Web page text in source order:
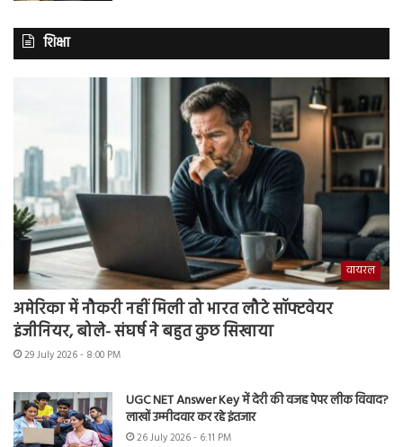
शिक्षा
वायरल
अमेरिका में नौकरी नहीं मिली तो भारत लौटे सॉफ्टवेयर
इंजीनियर, बोले- संघर्ष ने बहुत कुछ सिखाया
29 July 2026 - 8:00 PM
UGC NET Answer Key में देरी की वजह पेपर लीक विवाद?
लाखों उम्मीदवार कर रहे इंतजार
26 July 2026 - 6:11 PM